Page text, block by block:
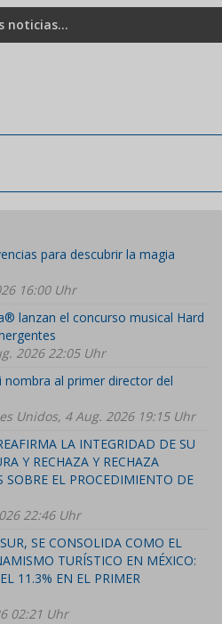
noticias...
para descubrir la magia
16:00 Uhr
lanzan el concurso musical Hard
2026 22:05 Uhr
nombra al primer director del
Unidos, 4 Aug. 2026 19:15 Uhr
LA INTEGRIDAD DE SU
Y RECHAZA Y RECHAZA
SOBRE EL PROCEDIMIENTO DE
22:46 Uhr
SE CONSOLIDA COMO EL
TURÍSTICO EN MÉXICO:
11.3% EN EL PRIMER
02:21 Uhr